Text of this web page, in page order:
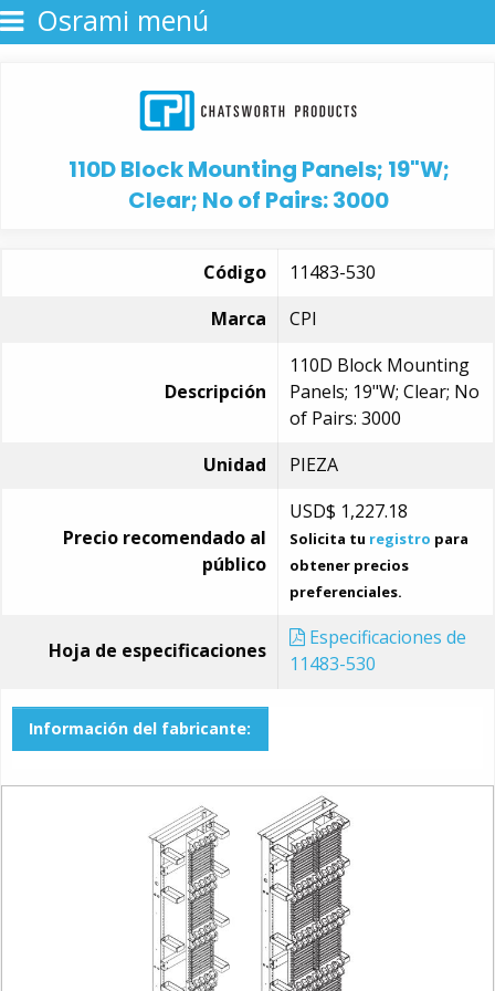
Osrami menú
110D Block Mounting Panels; 19"W;
Clear; No of Pairs: 3000
Código
11483-530
Marca
CPI
Descripción
110D Block Mounting
Panels; 19"W; Clear; No
of Pairs: 3000
Unidad
PIEZA
Precio recomendado al
público
USD$ 1,227.18
Solicita tu registro para
obtener precios
preferenciales.
Hoja de especificaciones
Especificaciones de
11483-530
Información del fabricante: